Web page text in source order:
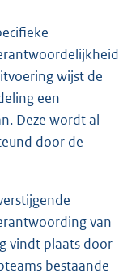
wijst de
een
Deze wordt al
door de
van
vindt plaats door
bestaande